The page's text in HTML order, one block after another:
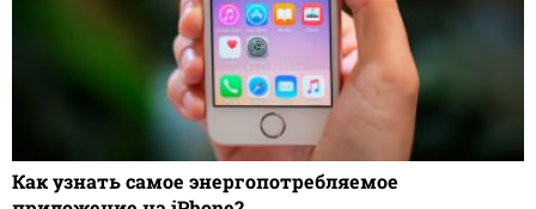
Как узнать самое энергопотребляемое